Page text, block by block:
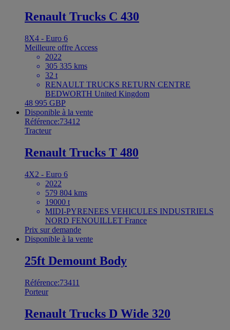
Renault Trucks C 430
8X4 - Euro 6
Meilleure offre Access
2022
305 335 kms
32 t
RENAULT TRUCKS RETURN CENTRE
BEDWORTH United Kingdom
48 995 GBP
Disponible à la vente
Référence:73412
Tracteur
Renault Trucks T 480
4X2 - Euro 6
2022
579 804 kms
19000 t
MIDI-PYRENEES VEHICULES INDUSTRIELS
NORD FENOUILLET France
Prix sur demande
Disponible à la vente
25ft Demount Body
Référence:73411
Porteur
Renault Trucks D Wide 320